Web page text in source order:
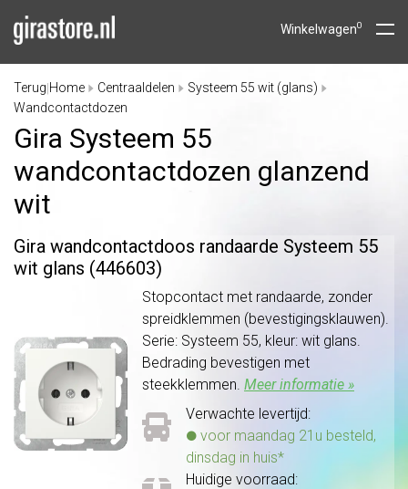
Winkelwagen0
Terug Home Centraaldelen
Systeem 55 wit (glans)
Wandcontactdozen
Gira Systeem 55
wandcontactdozen glanzend
wit
Gira wandcontactdoos randaarde Systeem 55
wit glans (446603)
Stopcontact met randaarde, zonder
spreidklemmen (bevestigingsklauwen).
Serie: Systeem 55, kleur: wit glans.
Bedrading bevestigen met
steekklemmen. Meer informatie »
Verwachte levertijd:
voor maandag 21u besteld,
dinsdag in huis*
Huidige voorraad: